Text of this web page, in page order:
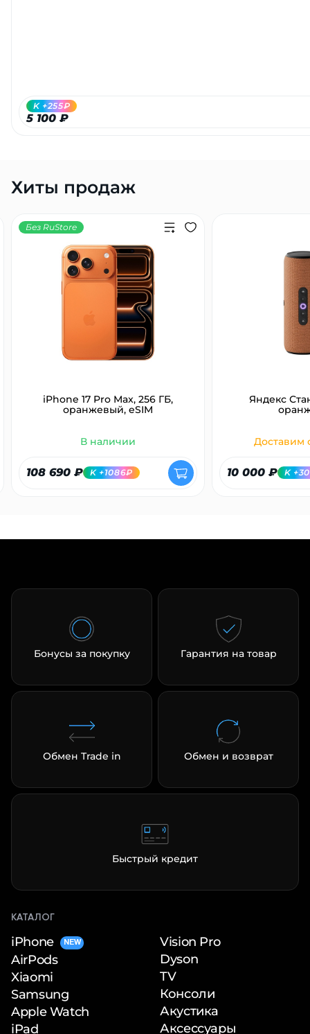
5 100 ₽
K +255₽
Хиты продаж
Без RuStore
iPhone 17 Pro Max, 256 ГБ,
оранжевый, eSIM
В наличии
108 690 ₽ K +1086₽
Яндекс
Доставим
10 000 ₽ K
Бонусы за покупку Гарантия на товар
Обмен Trade in Обмен и возврат
Быстрый кредит
КАТАЛОГ
iPhone NEW
AirPods
Xiaomi
Samsung
Apple Watch
iPad
Vision Pro
Dyson
TV
Консоли
Акустика
Аксессуары